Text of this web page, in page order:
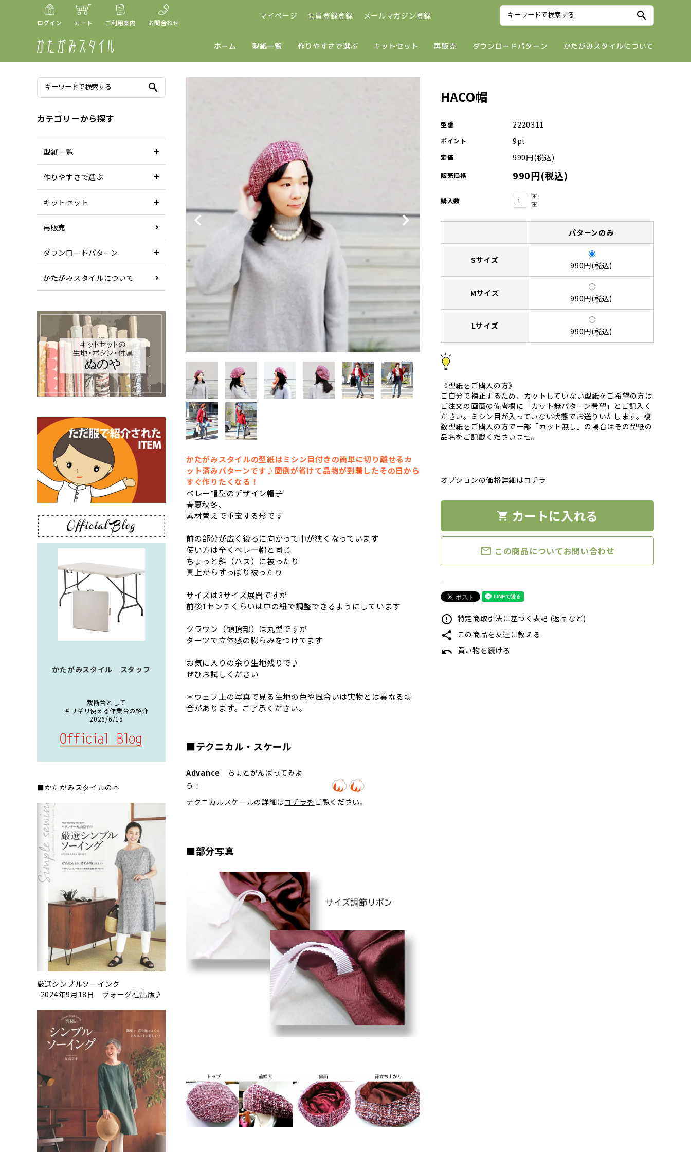
ログイン カート ご利用案内 お問合わせ
マイページ 会員登録登録 メールマガジン登録 search
ホーム 型紙一覧 作りやすさで選ぶ キットセット 再販売 ダウンロードパターン かたがみスタイルについて
かたがみスタイルの型紙はミシン目付きの簡単に切り離せるカ
ット済みパターンです♪面倒が省けて品物が到着したその日から
すぐ作りたくなる！
ベレー帽型のデザイン帽子
春夏秋冬、
素材替えで重宝する形です
前の部分が広く後ろに向かって巾が狭くなっています
使い方は全くベレー帽と同じ
ちょっと斜（ハス）に被ったり
真上からすっぽり被ったり
サイズは3サイズ展開ですが
前後1センチくらいは中の紐で調整できるようにしています
クラウン（頭頂部）は丸型ですが
ダーツで立体感の膨らみをつけてます
お気に入りの余り生地残りで♪
ぜひお試しください
＊ウェブ上の写真で見る生地の色や風合いは実物とは異なる場
合があります。ご了承ください。
■テクニカル・スケール
Advance ちょとがんばってみよ
う！
テクニカルスケールの詳細はコチラを ご覧ください。
■部分写真
HACO帽
型番 2220311
ポイント 9pt
定価 990円(税込)
販売価格 990円(税込)
購入数
パターンのみ
Sサイズ
990円(税込)
Mサイズ
990円(税込)
Lサイズ
990円(税込)
《型紙をご購入の方》
ご自分で補正するため、カットしていない型紙をご希望の方は
ご注文の画面の備考欄に「カット無パターン希望」とご記入く
ださい。ミシン目が入っていない状態でお送りいたします。複
数型紙をご購入の方で一部「カット無し」の場合はその型紙の
品名をご記載くださいませ。
オプションの価格詳細はコチラ
shopping_cart カートに入れる
mail_outline この商品についてお問い合わせ
error_outline 特定商取引法に基づく表記 (返品など)
share この商品を友達に教える
undo 買い物を続ける
search
カテゴリーから探す
型紙一覧
作りやすさで選ぶ
キットセット
再販売
ダウンロードパターン
かたがみスタイルについて
かたがみスタイル スタッフ
裁断台として
ギリギリ使える作業台の紹介
2026/6/15
■かたがみスタイルの本
厳選シンプルソーイング
-2024年9月18日 ヴォーグ社出版♪